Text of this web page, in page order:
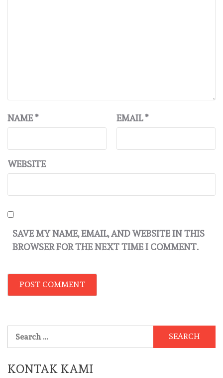
NAME* EMAIL*
WEBSITE
SAVE MY NAME, EMAIL, AND WEBSITE IN THIS
BROWSER FOR THE NEXT TIME I COMMENT.
for:
KONTAK KAMI